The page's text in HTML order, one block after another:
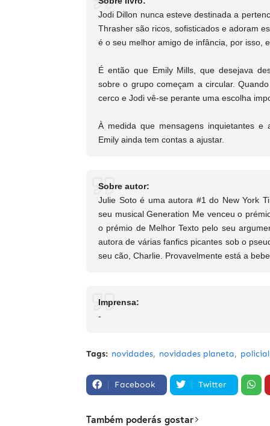
Jodi Dillon nunca esteve destinada a
Thrasher são ricos, sofisticados e adoram
é o seu melhor amigo de infância, por isso,
É então que Emily Mills, que desejava
sobre o grupo começam a circular.
cerco e Jodi vê-se perante uma escolha
À medida que mensagens inquietantes e
Emily ainda tem contas a ajustar.
Sobre autor:
Julie Soto é uma autora #1 do New York
seu musical Generation Me venceu o
o prémio de Melhor Texto pelo seu
autora de várias fanfics picantes sob o
seu cão, Charlie. Provavelmente está a
Imprensa:
-
Tags: novidades novidades planeta policial
Facebook Twitter
Também poderás gostar